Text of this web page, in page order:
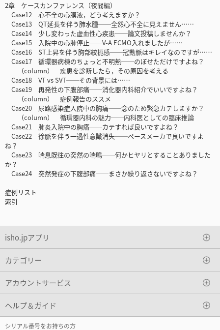
2章 ケースカンファレンス（夜間編）
Case12 心不全の心膜液，どう考えますか？
Case13 QT延長を伴う肺水腫──全然心不全に見えません……
Case14 少し変わった虚血性心疾患──論文投稿しませんか？
Case15 入院中の心肺停止──V-A ECMO入れましたが……
Case16 ST上昇を伴う胸部絞扼感──冠動脈はキレイなのですが……
Case17 循環器病棟のちょっと不明熱──のぼせただけですよね？
（column） 疾患を診断したら，その原因を考える
Case18 VT vs SVT──その背景には……
Case19 再発性の下腹部痛──消化器内科紹介でいいですよね？
（column） 症例報告のススメ
Case20 尿路感染症入院中の胸痛──念のため緊急カテしますか？
（column） 循環器内科の魅力──内科医としての臨床推論
Case21 肺炎入院中の胸痛──カテすれば良いですよね？
Case22 徐脈を伴う一過性意識消失──ペースメーカで良いですよ
ね？
Case23 喘息既往の突然の喘鳴──何かヒヤリとすることありました
か？
Case24 突然発症の下腹部痛──まさか繰り返さないですよね？
症例リスト
索引
isho.jpアプリ
カテゴリー
アカウントサービス
ヘルプ＆ガイド
シリアル番号をお持ちの方